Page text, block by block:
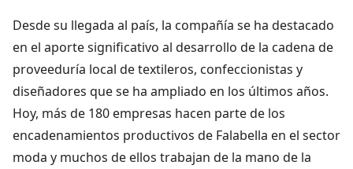
Desde su llegada al país, la compañía se ha destacado
en el aporte significativo al desarrollo de la cadena de
proveeduría local de textileros, confeccionistas y
diseñadores que se ha ampliado en los últimos años.
Hoy, más de 180 empresas hacen parte de los
encadenamientos productivos de Falabella en el sector
moda y muchos de ellos trabajan de la mano de la